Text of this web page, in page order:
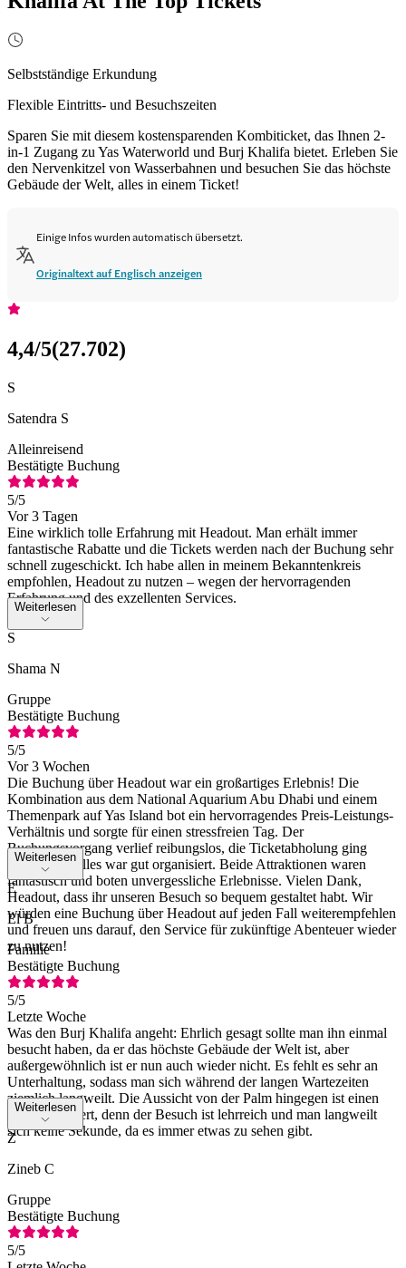
Selbstständige Erkundung
Flexible Eintritts- und Besuchszeiten
Sparen Sie mit diesem kostensparenden Kombiticket, das Ihnen 2-
in-1 Zugang zu Yas Waterworld und Burj Khalifa bietet. Erleben Sie
den Nervenkitzel von Wasserbahnen und besuchen Sie das höchste
Gebäude der Welt, alles in einem Ticket!
Einige Infos wurden automatisch übersetzt.
Originaltext auf Englisch anzeigen
4,4/5(27.702)
S
Satendra S
Alleinreisend
Bestätigte Buchung
5/5
Vor 3 Tagen
Eine wirklich tolle Erfahrung mit Headout. Man erhält immer
fantastische Rabatte und die Tickets werden nach der Buchung sehr
schnell zugeschickt. Ich habe allen in meinem Bekanntenkreis
empfohlen, Headout zu nutzen – wegen der hervorragenden
Erfahrung und des exzellenten Services.
Weiterlesen
S
Shama N
Gruppe
Bestätigte Buchung
5/5
Vor 3 Wochen
Die Buchung über Headout war ein großartiges Erlebnis! Die
Kombination aus dem National Aquarium Abu Dhabi und einem
Themenpark auf Yas Island bot ein hervorragendes Preis-Leistungs-
Verhältnis und sorgte für einen stressfreien Tag. Der
Buchungsvorgang verlief reibungslos, die Ticketabholung ging
schnell und alles war gut organisiert. Beide Attraktionen waren
fantastisch und boten unvergessliche Erlebnisse. Vielen Dank,
Headout, dass ihr unseren Besuch so bequem gestaltet habt. Wir
würden eine Buchung über Headout auf jeden Fall weiterempfehlen
und freuen uns darauf, den Service für zukünftige Abenteuer wieder
zu nutzen!
Weiterlesen
E
El B
Familie
Bestätigte Buchung
5/5
Letzte Woche
Was den Burj Khalifa angeht: Ehrlich gesagt sollte man ihn einmal
besucht haben, da er das höchste Gebäude der Welt ist, aber
außergewöhnlich ist er nun auch wieder nicht. Es fehlt es sehr an
Unterhaltung, sodass man sich während der langen Wartezeiten
ziemlich langweilt. Die Aussicht von der Palm hingegen ist einen
Abstecher wert, denn der Besuch ist lehrreich und man langweilt
sich keine Sekunde, da es immer etwas zu sehen gibt.
Weiterlesen
Z
Zineb C
Gruppe
Bestätigte Buchung
5/5